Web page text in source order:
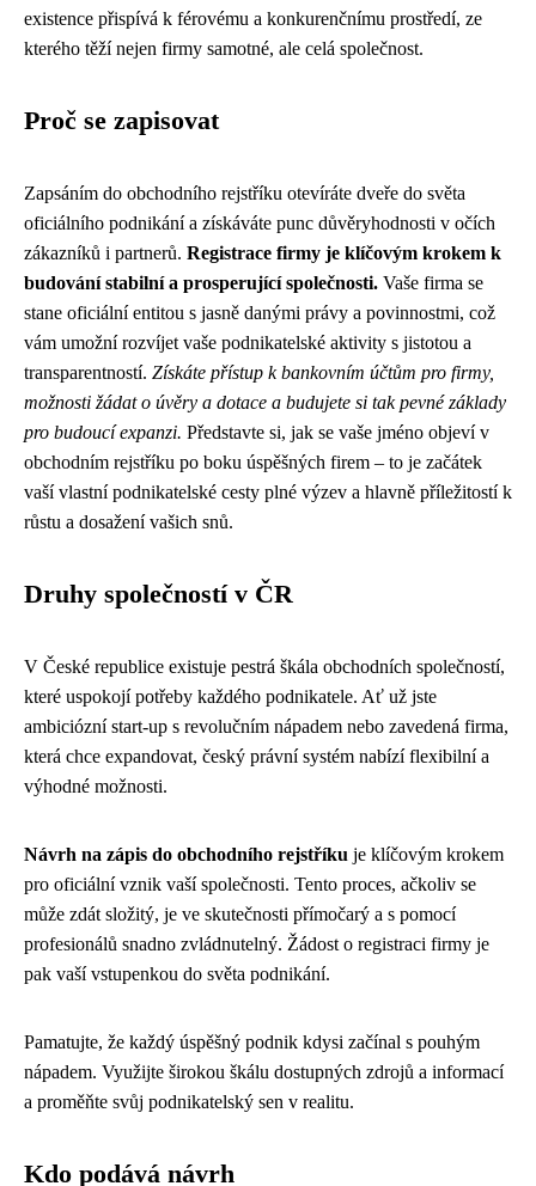
existence přispívá k férovému a konkurenčnímu prostředí, ze
kterého těží nejen firmy samotné, ale celá společnost.
Proč se zapisovat
Zapsáním do obchodního rejstříku otevíráte dveře do světa
oficiálního podnikání a získáváte punc důvěryhodnosti v očích
zákazníků i partnerů. Registrace firmy je klíčovým krokem k
budování stabilní a prosperující společnosti. Vaše firma se
stane oficiální entitou s jasně danými právy a povinnostmi, což
vám umožní rozvíjet vaše podnikatelské aktivity s jistotou a
transparentností. Získáte přístup k bankovním účtům pro firmy,
možnosti žádat o úvěry a dotace a budujete si tak pevné základy
pro budoucí expanzi. Představte si, jak se vaše jméno objeví v
obchodním rejstříku po boku úspěšných firem – to je začátek
vaší vlastní podnikatelské cesty plné výzev a hlavně příležitostí k
růstu a dosažení vašich snů.
Druhy společností v ČR
V České republice existuje pestrá škála obchodních společností,
které uspokojí potřeby každého podnikatele. Ať už jste
ambiciózní start-up s revolučním nápadem nebo zavedená firma,
která chce expandovat, český právní systém nabízí flexibilní a
výhodné možnosti.
Návrh na zápis do obchodního rejstříku je klíčovým krokem
pro oficiální vznik vaší společnosti. Tento proces, ačkoliv se
může zdát složitý, je ve skutečnosti přímočarý a s pomocí
profesionálů snadno zvládnutelný. Žádost o registraci firmy je
pak vaší vstupenkou do světa podnikání.
Pamatujte, že každý úspěšný podnik kdysi začínal s pouhým
nápadem. Využijte širokou škálu dostupných zdrojů a informací
a proměňte svůj podnikatelský sen v realitu.
Kdo podává návrh